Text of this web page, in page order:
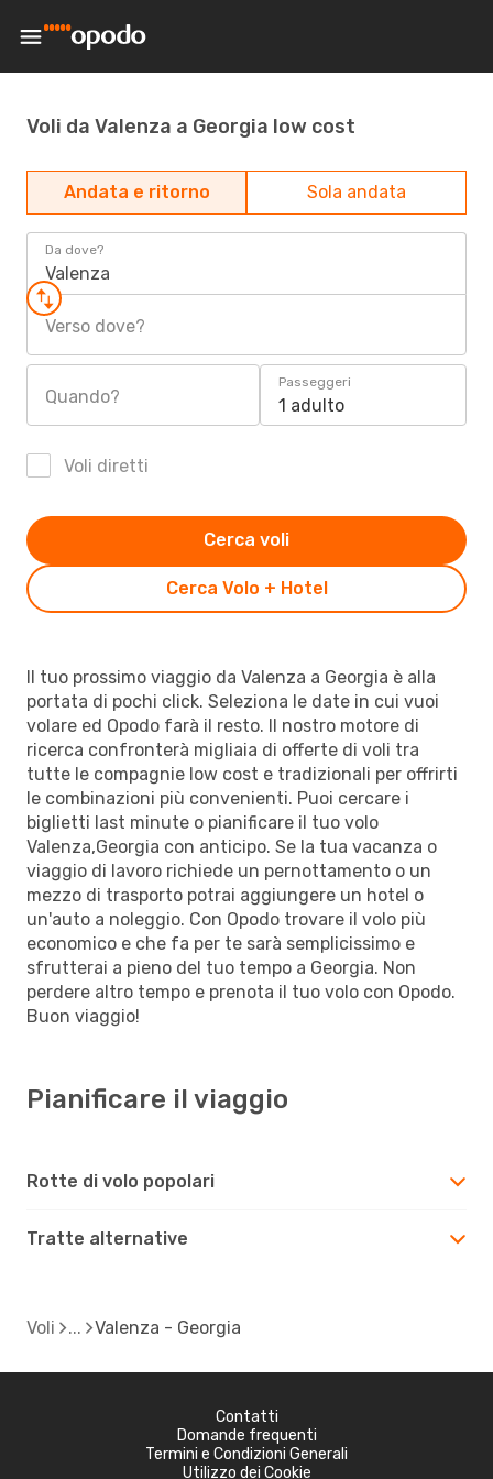
Voli da Valenza a Georgia low cost
Andata e ritorno Sola andata
Da dove?
Valenza
Verso dove?
Quando?
Passeggeri
1 adulto
Voli diretti
Cerca Volo + Hotel
Cerca voli
Il tuo prossimo viaggio da Valenza a Georgia è alla
portata di pochi click. Seleziona le date in cui vuoi
volare ed Opodo farà il resto. Il nostro motore di
ricerca confronterà migliaia di offerte di voli tra
tutte le compagnie low cost e tradizionali per offrirti
le combinazioni più convenienti. Puoi cercare i
biglietti last minute o pianificare il tuo volo
Valenza,Georgia con anticipo. Se la tua vacanza o
viaggio di lavoro richiede un pernottamento o un
mezzo di trasporto potrai aggiungere un hotel o
un'auto a noleggio. Con Opodo trovare il volo più
economico e che fa per te sarà semplicissimo e
sfrutterai a pieno del tuo tempo a Georgia. Non
perdere altro tempo e prenota il tuo volo con Opodo.
Buon viaggio!
Pianificare il viaggio
Rotte di volo popolari
Tratte alternative
Voli Valenza - Georgia
Contatti
Domande frequenti
Termini e Condizioni Generali
Utilizzo dei Cookie